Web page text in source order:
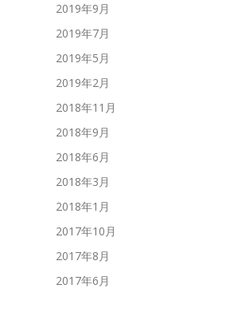
2019年9月
2019年7月
2019年5月
2019年2月
2018年11月
2018年9月
2018年6月
2018年3月
2018年1月
2017年10月
2017年8月
2017年6月